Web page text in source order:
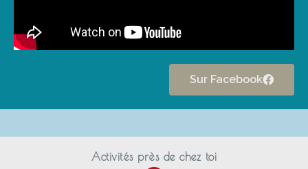
Sur Facebook
Activités près de chez toi